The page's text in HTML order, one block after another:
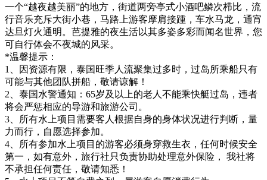
一个“越夜越美丽”的地方，街道两旁亭式小酒吧鳞次栉比，流
行音乐充斥大街小巷，马路上游客摩肩接踵，车水马龙，通宵
达旦灯火通明。芭提雅的夜生活以其多姿多彩而闻名世界，您
可自行体会不夜城的风采。
*温馨提示：
1、因资源有限，泰国旺季人流聚集过多时，过岛所乘船只有
可能与其他团队拼船，敬请谅解！
2、泰国水警通知：65岁及以上的老人不能乘快艇过岛，违者
将会严惩相应的导游和旅游公司。
3、所有水上项目需要客人根据自身的身体状况进行判断，量
力而行，自愿选择参加。
4、所有参加水上项目的游客必须身穿救生衣，任何时候安全
第一，如有意外，旅行社只负责协助处理意外保险， 我社将
不承担任何责任，敬请知悉！